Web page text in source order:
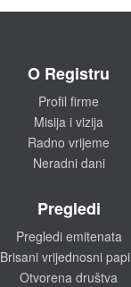
O Registru
Profil firme
Misija i vizija
Radno vrijeme
Neradni dani
Pregledi
Pregledi emitenata
Brisani vrijednosni
Otvorena društva